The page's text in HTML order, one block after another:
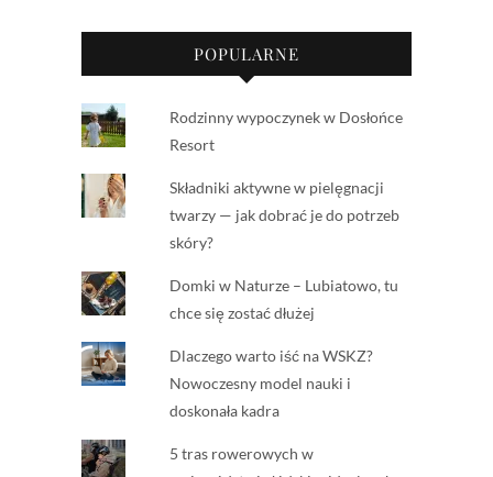
POPULARNE
Rodzinny wypoczynek w Dosłońce
Resort
Składniki aktywne w pielęgnacji
twarzy — jak dobrać je do potrzeb
skóry?
Domki w Naturze – Lubiatowo, tu
chce się zostać dłużej
Dlaczego warto iść na WSKZ?
Nowoczesny model nauki i
doskonała kadra
5 tras rowerowych w